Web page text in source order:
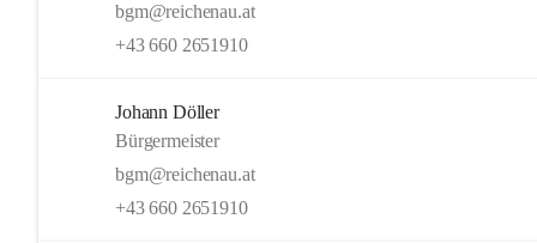
bgm@reichenau.at
+43 660 2651910
Johann Döller
Bürgermeister
bgm@reichenau.at
+43 660 2651910